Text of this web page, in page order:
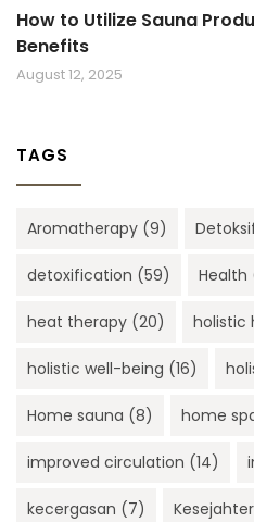
How to Utilize Sauna
Benefits
August 12, 2025
TAGS
Aromatherapy (9)
detoxification (59) Health
heat therapy (20) holistic
holistic well-being (16)
Home sauna (8) home
improved circulation (14)
kecergasan (7)